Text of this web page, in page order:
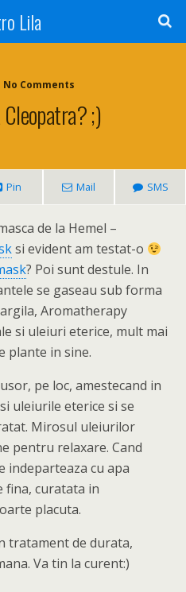
Lila
No Comments
;)
Pin Mail SMS
de la Hemel –
si evident am testat-o
? Poi sunt destule. In
se gaseau sub forma
Aromatherapy
si uleiuri eterice, mult mai
plante in sine.
pe loc, amestecand in
uleiurile eterice si se
Mirosul uleiurilor
pentru relaxare. Cand
indeparteaza cu apa
fina, curatata in
placuta.
tratament de durata,
Va tin la curent:)